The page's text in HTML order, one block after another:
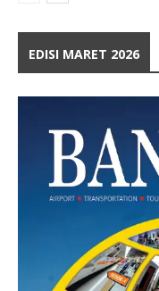
EDISI MARET 2026